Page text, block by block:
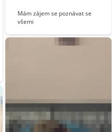
Mám zájem se poznávat se
všemi